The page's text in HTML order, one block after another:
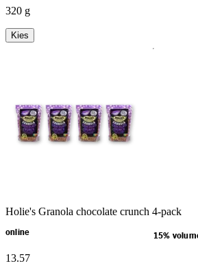
320 g
Kies
Holie's Granola chocolate crunch 4-pack
online 15%
13.57